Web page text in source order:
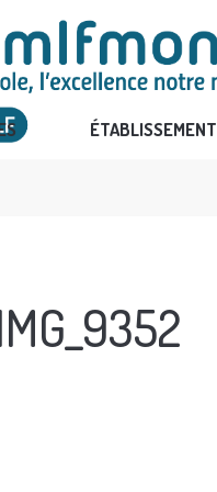
ÉTABLISSEMENT